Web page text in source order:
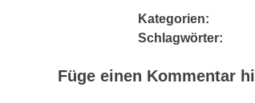
Kategorien:
Schlagwörter:
Füge einen Kommentar